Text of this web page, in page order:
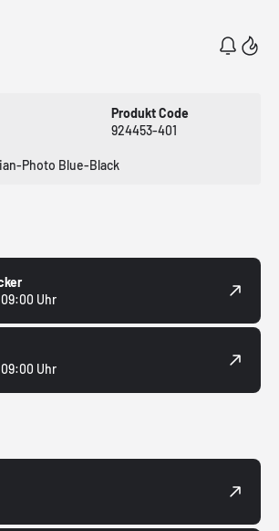
Produkt Code
924453-401
Photo Blue-Black
09:00 Uhr
09:00 Uhr